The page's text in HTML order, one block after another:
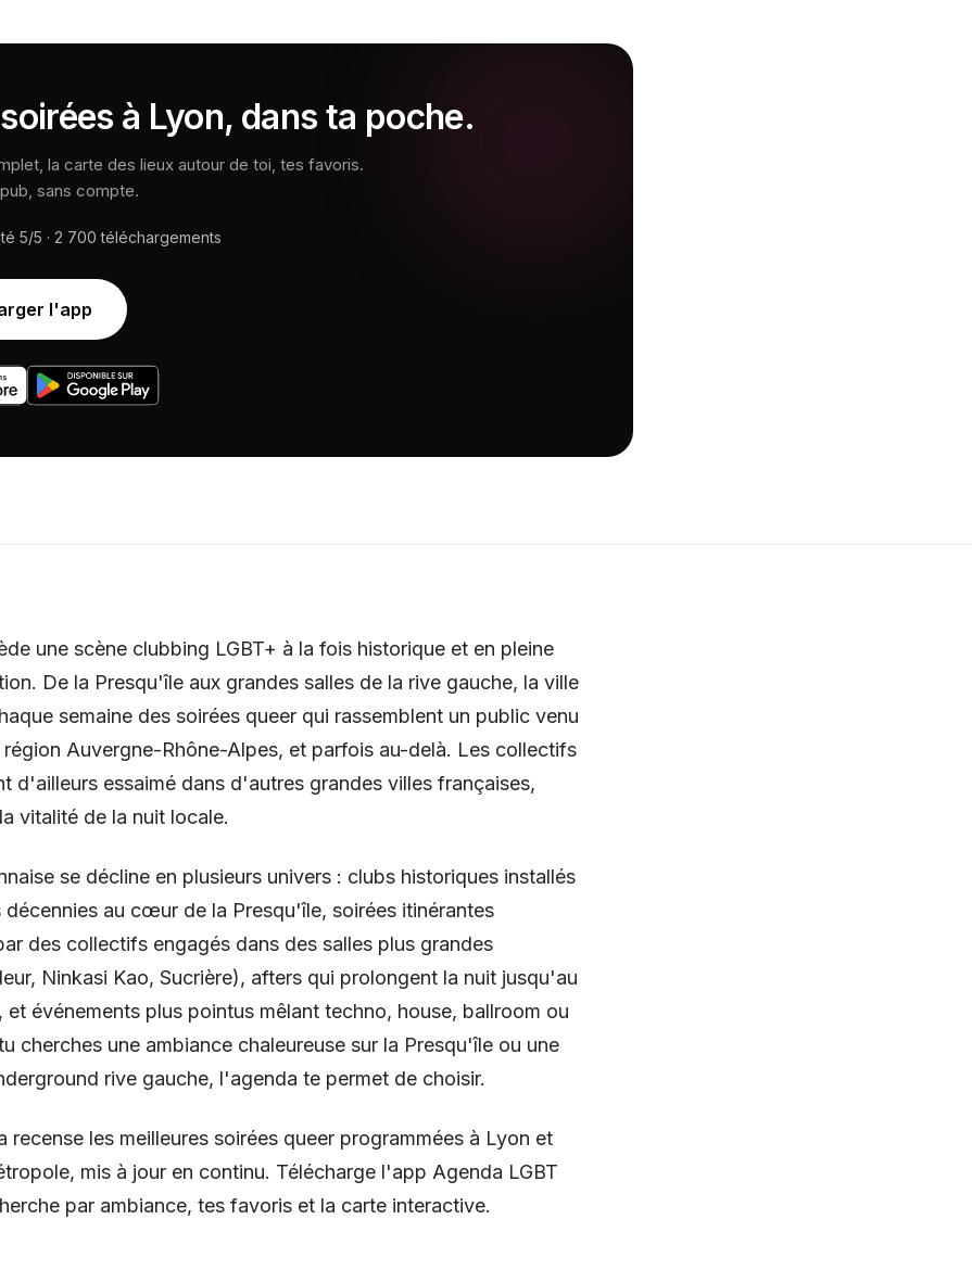
à Lyon, dans ta poche.
la carte des lieux autour de toi, tes favoris.
sans compte.
5/5 · 2 700 téléchargements
l'app
une scène clubbing LGBT+ à la fois historique et en pleine
De la Presqu'île aux grandes salles de la rive gauche, la ville
semaine des soirées queer qui rassemblent un public venu
Auvergne-Rhône-Alpes, et parfois au-delà. Les collectifs
d'ailleurs essaimé dans d'autres grandes villes françaises,
vitalité de la nuit locale.
se décline en plusieurs univers : clubs historiques installés
décennies au cœur de la Presqu'île, soirées itinérantes
des collectifs engagés dans des salles plus grandes
Ninkasi Kao, Sucrière), afters qui prolongent la nuit jusqu'au
et événements plus pointus mêlant techno, house, ballroom ou
cherches une ambiance chaleureuse sur la Presqu'île ou une
rive gauche, l'agenda te permet de choisir.
recense les meilleures soirées queer programmées à Lyon et
mis à jour en continu. Télécharge l'app Agenda LGBT
par ambiance, tes favoris et la carte interactive.